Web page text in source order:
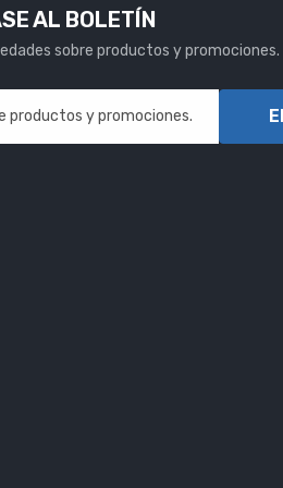
AL BOLETÍN
sobre productos y promociones.
productos y promociones.